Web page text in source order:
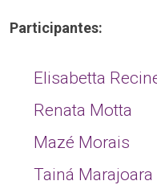
Participantes:
Elisabetta
Renata Motta
Mazé Morais
Tainá Marajoara